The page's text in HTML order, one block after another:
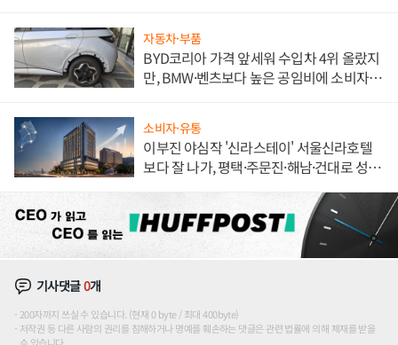
자동차·부품
BYD코리아 가격 앞세워 수입차 4위 올랐지
만, BMW·벤츠보다 높은 공임비에 소비자
소비자·유통
이부진 야심작 '신라스테이' 서울신라호텔
보다 잘 나가, 평택·주문진·해남·건대로 성
기사댓글0개
200자까지 쓰실 수 있습니다. (현재 0 byte / 최대 400byte)
저작권 등 다른 사람의 권리를 침해하거나 명예를 훼손하는 댓글은 관련 법률에 의해 제재를 받을